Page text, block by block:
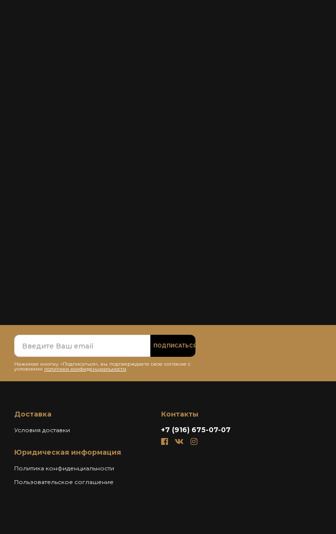
ПОДПИСАТЬСЯ
Нажимая кнопку «Подписаться», вы подтверждаете свое согласие с
условиями политики конфиденциальности
Доставка
Условия доставки
Юридическая информация
Политика конфиденциальности
Пользовательское соглашение
Контакты
+7 (916) 675-07-07